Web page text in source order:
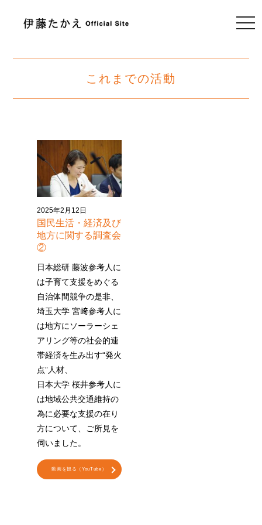
これまでの活動
2025年2月12日
国民生活・経済及び
地方に関する調査会
②
日本総研 藤波参考人に
は子育て支援をめぐる
自治体間競争の是非、
埼玉大学 宮﨑参考人に
は地方にソーラーシェ
アリング等の社会的連
帯経済を生み出す“発火
点”人材、
日本大学 桜井参考人に
は地域公共交通維持の
為に必要な支援の在り
方について、ご所見を
伺いました。
動画を観る（YouTube）